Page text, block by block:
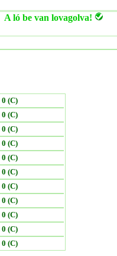
A ló be van lovagolva!
0 (C)
0 (C)
0 (C)
0 (C)
0 (C)
0 (C)
0 (C)
0 (C)
0 (C)
0 (C)
0 (C)